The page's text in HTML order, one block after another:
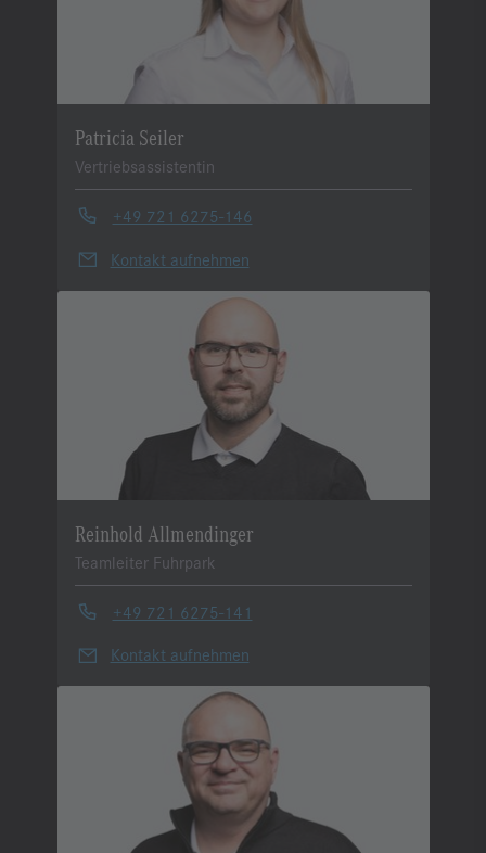
Patricia Seiler
Vertriebsassistentin
+49 721 6275-146
Kontakt aufnehmen
Reinhold Allmendinger
Teamleiter Fuhrpark
+49 721 6275-141
Kontakt aufnehmen